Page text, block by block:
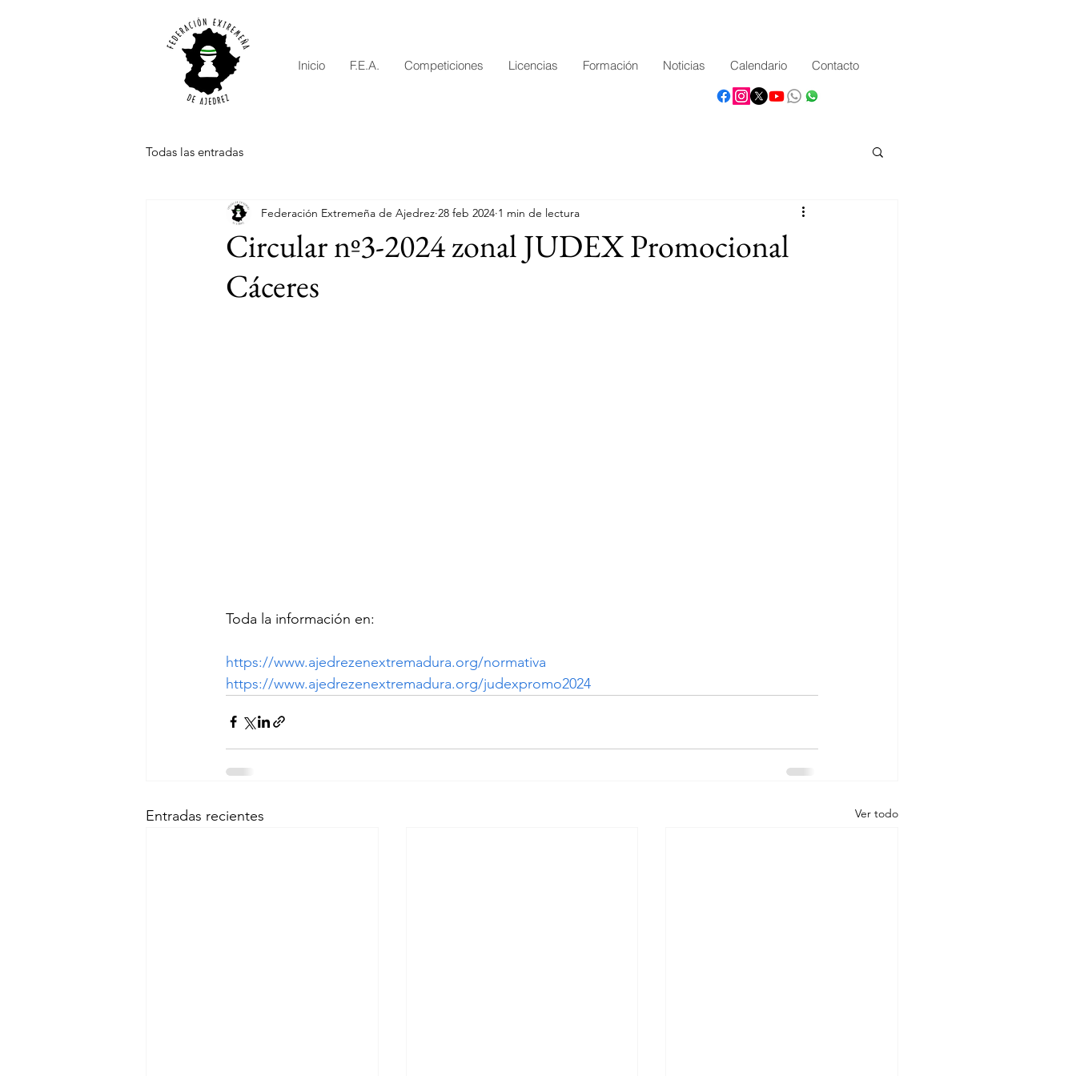
Inicio F.E.A. Competiciones Licencias Formación Noticias Calendario Contacto
Todas las entradas
Circular nº3-2024 zonal JUDEX Promocional
Cáceres
Federación Extremeña de Ajedrez 28 feb 2024 1 min de lectura
Toda la información en:
https://www.ajedrezenextremadura.org/normativa
https://www.ajedrezenextremadura.org/judexpromo2024
Entradas recientes Ver todo